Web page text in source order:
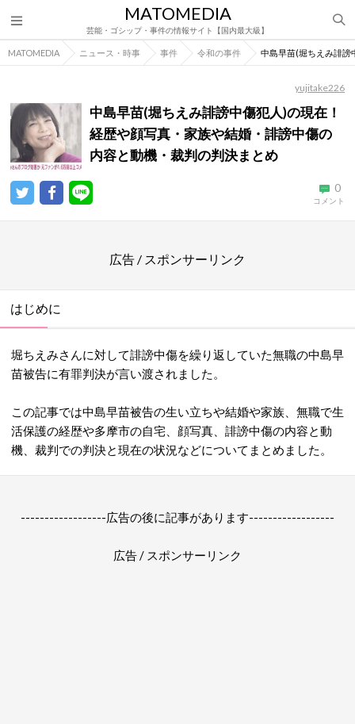
MATOMEDIA
芸能・ゴシップ・事件の情報サイト【国内最大級】
MATOMEDIA ニュース・時事 事件 令和の事件 中島早苗(堀ちえみ誹謗
yujitake226
中島早苗(堀ちえみ誹謗中傷犯人)の現在！
経歴や顔写真・家族や結婚・誹謗中傷の
内容と動機・裁判の判決まとめ
0
コメント
広告 / スポンサーリンク
はじめに
堀ちえみさんに対して誹謗中傷を繰り返していた無職の中島早
苗被告に有罪判決が言い渡されました。
この記事では中島早苗被告の生い立ちや結婚や家族、無職で生
活保護の経歴や多摩市の自宅、顔写真、 誹謗中傷の内容と動
機、裁判での判決と現在の状況などについてまとめました。
------------------広告の後に記事があります------------------
広告 / スポンサーリンク